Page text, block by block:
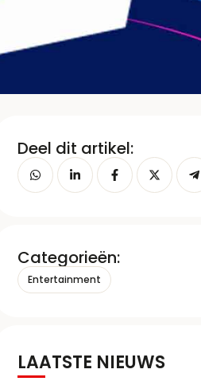
Deel dit artikel:
Categorieën:
Entertainment
LAATSTE NIEUWS